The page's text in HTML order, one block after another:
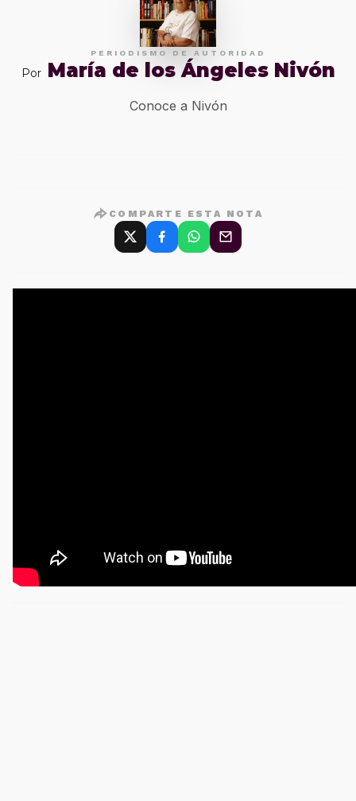
PERIODISMO DE AUTORIDAD
Por María de los Ángeles Nivón
Conoce a Nivón
COMPARTE ESTA NOTA